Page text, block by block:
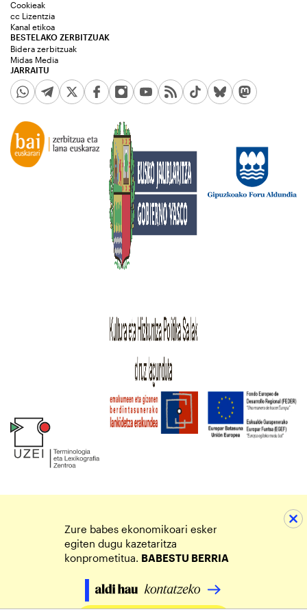
JARRAITU
Cookieak
cc Lizentzia
Kanal etikoa
BESTELAKO ZERBITZUAK
Bidera zerbitzuak
Midas Media
Zure babes ekonomikoari esker
egiten dugu kazetaritza
konprometitua. BABESTU BERRIA